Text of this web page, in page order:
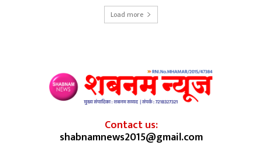
Load more
Contact us:
shabnamnews2015@gmail.com